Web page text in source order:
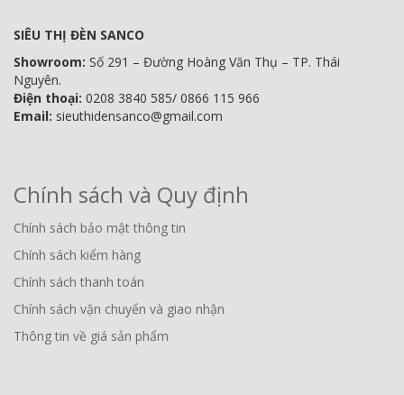
SIÊU THỊ ĐÈN SANCO
Showroom: Số 291 – Đường Hoàng Văn Thụ – TP. Thái
Nguyên.
Điện thoại: 0208 3840 585/ 0866 115 966
Email: sieuthidensanco@gmail.com
Chính sách và Quy định
Chính sách bảo mật thông tin
Chính sách kiểm hàng
Chính sách thanh toán
Chính sách vận chuyển và giao nhận
Thông tin về giá sản phẩm